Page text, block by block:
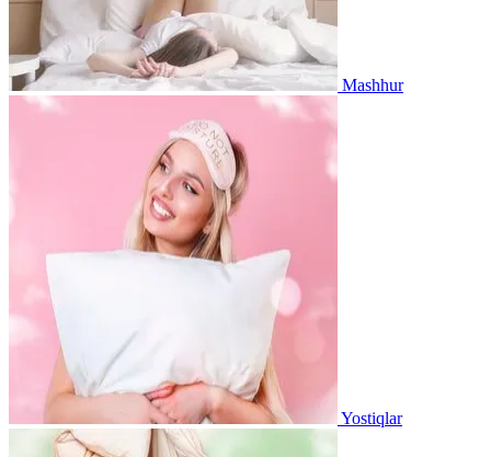
Mashhur
Yostiqlar